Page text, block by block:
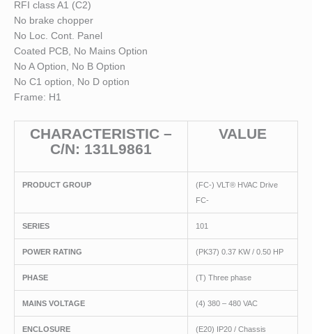
RFI class A1 (C2)
No brake chopper
No Loc. Cont. Panel
Coated PCB, No Mains Option
No A Option, No B Option
No C1 option, No D option
Frame: H1
CHARACTERISTIC –
C/N: 131L9861
VALUE
PRODUCT GROUP
(FC-) VLT® HVAC Drive
FC-
SERIES 101
POWER RATING (PK37) 0.37 KW / 0.50 HP
PHASE (T) Three phase
MAINS VOLTAGE (4) 380 – 480 VAC
ENCLOSURE (E20) IP20 / Chassis